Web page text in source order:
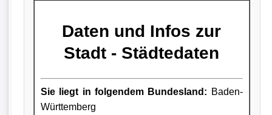
Daten und Infos zur
Stadt - Städtedaten
Sie liegt in folgendem Bundesland: Baden-
Württemberg